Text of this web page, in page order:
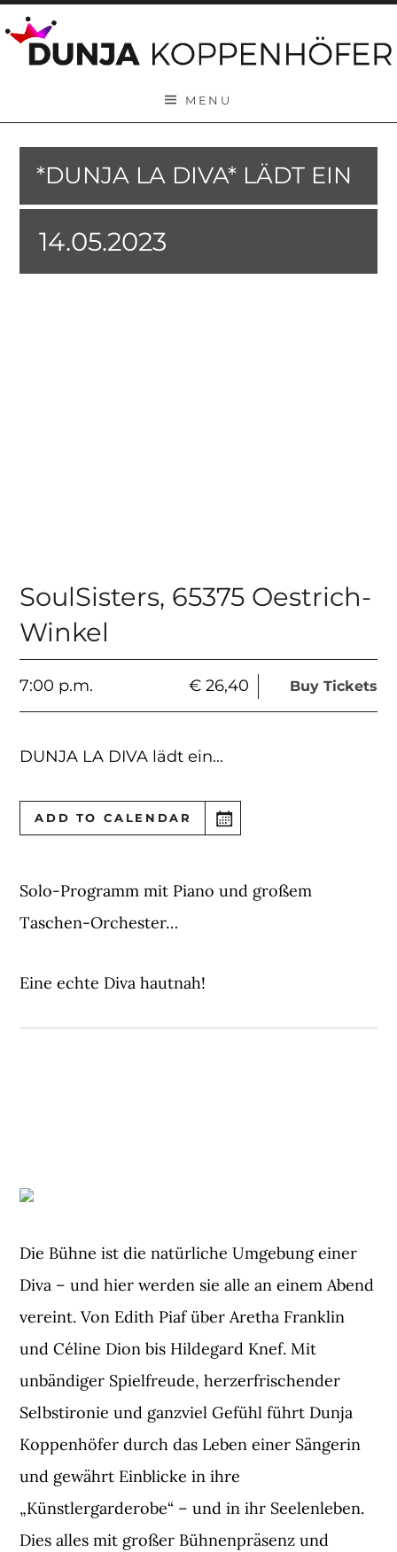
Skip to content
MENU
*DUNJA LA DIVA* LÄDT EIN
14.05.2023
SoulSisters, 65375 Oestrich-
Winkel
7:00 p.m. € 26,40 Buy Tickets
DUNJA LA DIVA lädt ein...
ADD TO CALENDAR
Solo-Programm mit Piano und großem
Taschen-Orchester…
Eine echte Diva hautnah!
Die Bühne ist die natürliche Umgebung einer
Diva – und hier werden sie alle an einem Abend
vereint. Von Edith Piaf über Aretha Franklin
und Céline Dion bis Hildegard Knef. Mit
unbändiger Spielfreude, herzerfrischender
Selbstironie und ganzviel Gefühl führt Dunja
Koppenhöfer durch das Leben einer Sängerin
und gewährt Einblicke in ihre
„Künstlergarderobe“ – und in ihr Seelenleben.
Dies alles mit großer Bühnenpräsenz und